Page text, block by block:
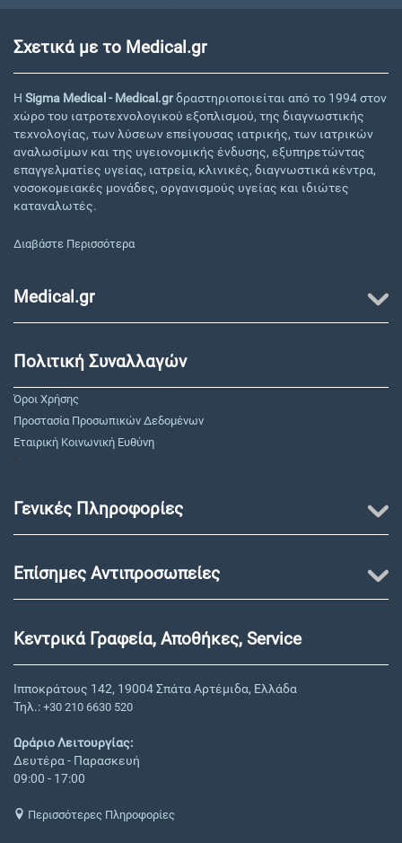
Σχετικά με το Medical.gr
Η Sigma Medical - Medical.grδραστηριοποιείται από το 1994 στον
χώρο του ιατροτεχνολογικού εξοπλισμού, της διαγνωστικής
τεχνολογίας, των λύσεων επείγουσας ιατρικής, των ιατρικών
αναλωσίμων και της υγειονομικής ένδυσης, εξυπηρετώντας
επαγγελματίες υγείας, ιατρεία, κλινικές, διαγνωστικά κέντρα,
νοσοκομειακές μονάδες, οργανισμούς υγείας και ιδιώτες
καταναλωτές.
Διαβάστε Περισσότερα
Medical.gr
Πολιτική Συναλλαγών
Όροι Χρήσης
Προστασία Προσωπικών Δεδομένων
Εταιρική Κοινωνική Ευθύνη
"
Γενικές Πληροφορίες
Επίσημες Αντιπροσωπείες
Κεντρικά Γραφεία, Αποθήκες, Service
Ιπποκράτους 142, 19004 Σπάτα Αρτέμιδα, Ελλάδα
Τηλ.: +30 210 6630 520
Ωράριο Λειτουργίας:
Δευτέρα - Παρασκευή
09:00 - 17:00
Περισσότερες Πληροφορίες